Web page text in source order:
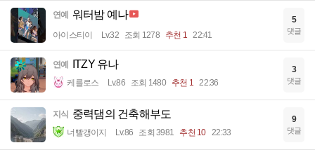
연예 워터밤 예나
아이스티이 Lv.32 조회 1278 추천 1 22:41
5
댓글
연예 ITZY 유나
케를로스 Lv.86 조회 1480 추천 1 22:36
3
댓글
지식 중력댐의 건축해부도
너빨갱이지 Lv.86 조회 3981 추천 10 22:33
9
댓글